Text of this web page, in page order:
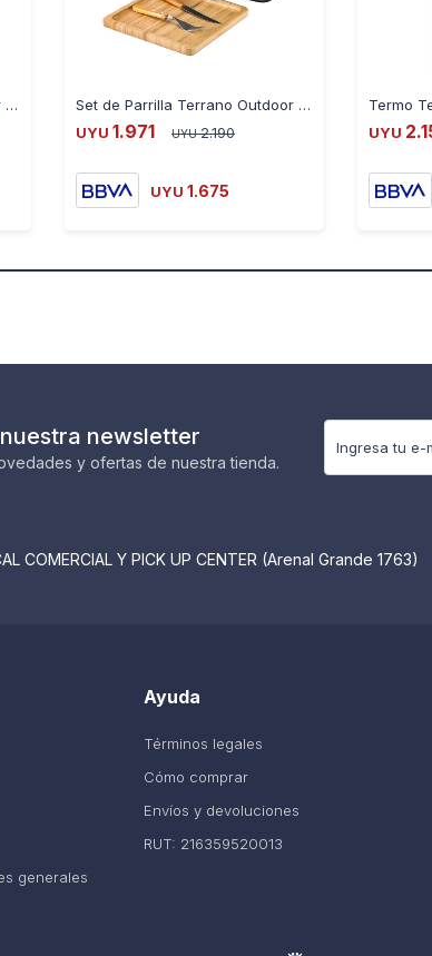
Set de Parrilla Terrano Outdoor Completo - MARRON Set de Parrilla Terrano Outdoor Completo - NEGRO
UYU 1.971 UYU 2.190
UYU 1.675
UYU
newsletter
y ofertas de nuestra tienda.
COMERCIAL Y PICK UP CENTER (Arenal Grande 1763)
Ayuda
Términos legales
Cómo comprar
Envíos y devoluciones
RUT: 216359520013
generales